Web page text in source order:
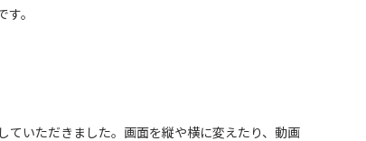
。
ていただきました。画面を縦や横に変えたり、動画